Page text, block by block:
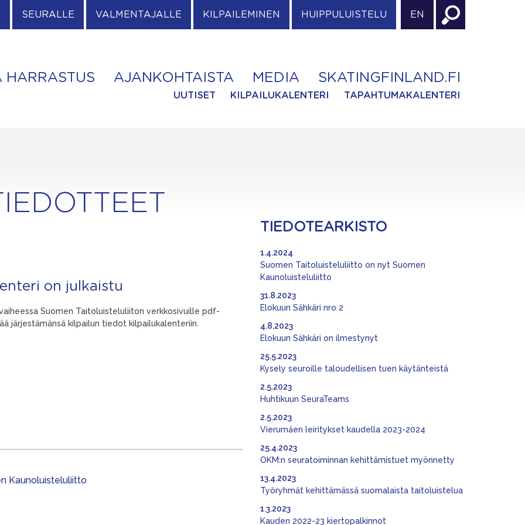
SEURALLE VALMENTAJALLE KILPAILEMINEN HUIPPULUISTELU EN
HARRASTUS AJANKOHTAISTA MEDIA SKATINGFINLAND.FI
UUTISET KILPAILUKALENTERI TAPAHTUMAKALENTERI
on julkaistu
Suomen Taitoluisteluliiton verkkosivuille pdf-
järjestämänsä kilpailun tiedot kilpailukalenteriin.
Kaunoluisteluliitto
TIEDOTEARKISTO
Suomen Taitoluisteluliitto on nyt Suomen
Kaunoluisteluliitto
1.4.2024
Elokuun Sähkäri nro 2
31.8.2023
Elokuun Sähkäri on ilmestynyt
4.8.2023
Kysely seuroille taloudellisen tuen käytänteistä
25.5.2023
Huhtikuun SeuraTeams
2.5.2023
Vierumäen leiritykset kaudella 2023-2024
2.5.2023
OKM:n seuratoiminnan kehittämistuet myönnetty
25.4.2023
Työryhmät kehittämässä suomalaista taitoluistelua
13.4.2023
Kauden 2022-23 kiertopalkinnot
1.3.2023